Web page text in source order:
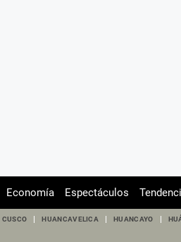
Economía Espectáculos
CUSCO HUANCAVELICA HUANCAYO